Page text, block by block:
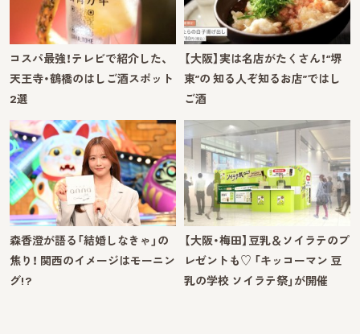
コスパ最強！テレビで紹介した、
天王寺・鶴橋のはしご酒スポット
2選
【大阪】実は名店がたくさん！“堺
東”の 知る人ぞ知るお店”ではし
ご酒
森香澄が語る「結婚しなきゃ」の
焦り！ 関西のイメージはモーニン
グ!?
【大阪・梅田】豆乳＆ソイラテのプ
レゼントも♡ 「キッコーマン 豆
乳の学校 ソイラテ祭」が開催